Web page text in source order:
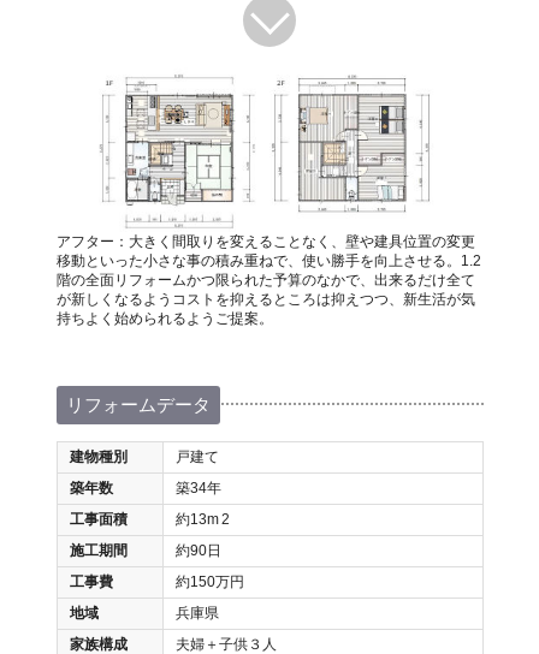
アフター：大きく間取りを変えることなく、壁や建具位置の変更
移動といった小さな事の積み重ねで、使い勝手を向上させる。1.2
階の全面リフォームかつ限られた予算のなかで、出来るだけ全て
が新しくなるようコストを抑えるところは抑えつつ、新生活が気
持ちよく始められるようご提案。
リフォームデータ
建物種別
戸建て
築年数
築34年
工事面積
約13m2
施工期間
約90日
工事費
約150万円
地域
兵庫県
家族構成
夫婦＋子供３人